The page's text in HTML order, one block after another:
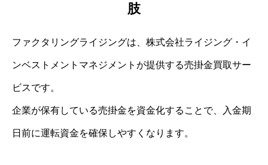
肢
ファクタリングライジングは、株式会社ライジング・イ
ンベストメントマネジメントが提供する売掛金買取サー
ビスです。
企業が保有している売掛金を資金化することで、入金期
日前に運転資金を確保しやすくなります。